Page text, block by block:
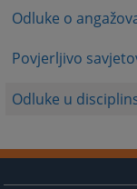
Odluke o
Povjerljivo
Odluke u